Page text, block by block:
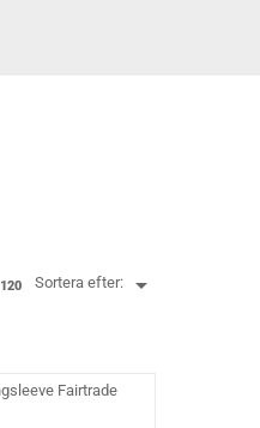
120 Sortera efter: 